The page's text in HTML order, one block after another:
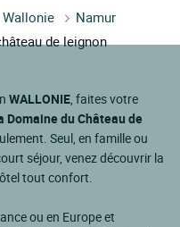
Wallonie
Namur
de leignon
WALLONIE, faites votre
Domaine du Château de
Seul, en famille ou
séjour, venez découvrir la
tout confort.
ou en Europe et